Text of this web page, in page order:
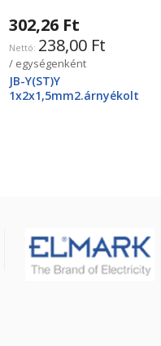
302,26 Ft
238,00 Ft
/ egységenként
JB-Y(ST)Y
1x2x1,5mm2.árnyékolt